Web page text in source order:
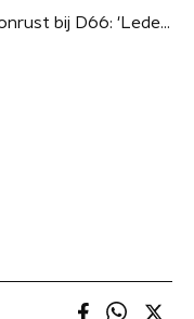
Lars Geerts over onrust bij D66: 'Leden vinden dat partij er slecht mee om gaat'